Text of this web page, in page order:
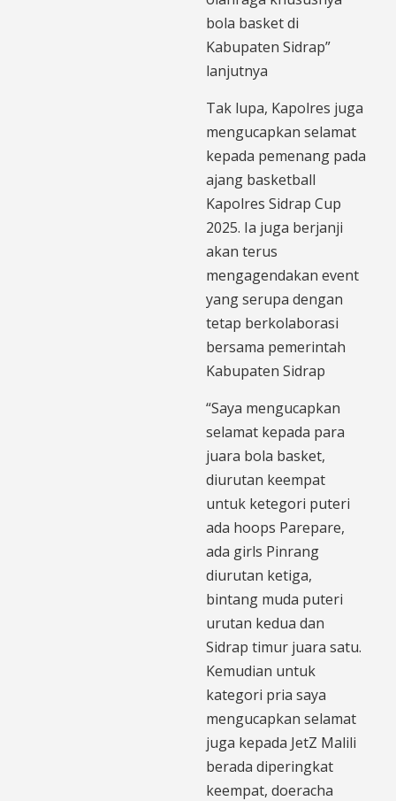
bola basket di
Kabupaten Sidrap”
lanjutnya
Tak lupa, Kapolres juga
mengucapkan selamat
kepada pemenang pada
ajang basketball
Kapolres Sidrap Cup
2025. Ia juga berjanji
akan terus
mengagendakan event
yang serupa dengan
tetap berkolaborasi
bersama pemerintah
Kabupaten Sidrap
“Saya mengucapkan
selamat kepada para
juara bola basket,
diurutan keempat
untuk ketegori puteri
ada hoops Parepare,
ada girls Pinrang
diurutan ketiga,
bintang muda puteri
urutan kedua dan
Sidrap timur juara satu.
Kemudian untuk
kategori pria saya
mengucapkan selamat
juga kepada JetZ Malili
berada diperingkat
keempat, doeracha